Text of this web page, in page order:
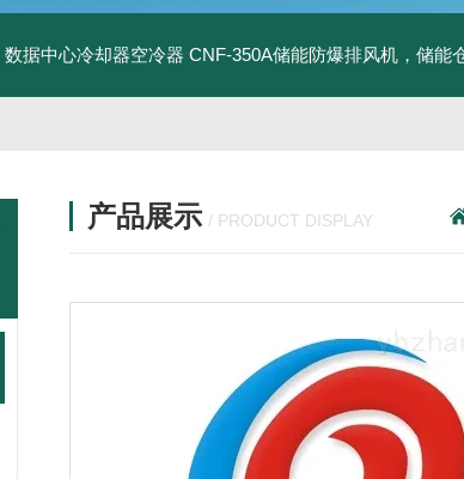
数据中心冷却器空冷器 CNF-350A储能防爆排风机，储能
产品展示 / PRODUCT DISPLAY